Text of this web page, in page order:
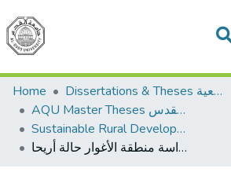
Communities &
All of DSpace
Home
Dissertations & Theses الرسائل الجامعية
AQU Master Theses الرسائل الجامعية الخاصة بجامعة القدس
Sustainable Rural Development التنمية الريفية المستدامة
أثر استخدام المياه المعالجة في ري النخيل على الاستدامة الانتاجية والقدرة التسويقية: دراسة منطقة الأغوار حالة أريحا